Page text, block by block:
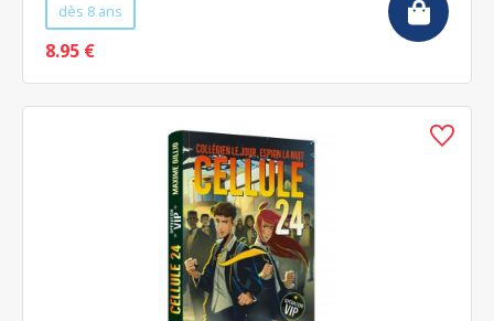
dès 8 ans
8.95 €